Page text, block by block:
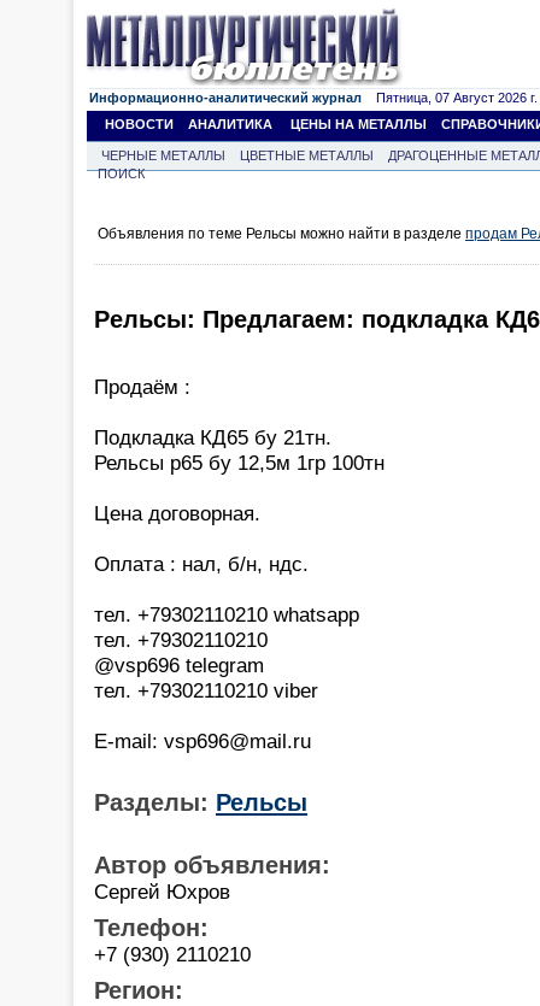
Информационно-аналитический журнал Пятница, 07 Август 2026 г.
НОВОСТИ
АНАЛИТИКА ЦЕНЫ НА МЕТАЛЛЫ
ЧЕРНЫЕ МЕТАЛЛЫ ЦВЕТНЫЕ МЕТАЛЛЫ
ДРАГОЦЕННЫЕ
ПОИСК
Объявления по теме Рельсы можно найти в разделе продам
Рельсы: Предлагаем: подкладка
Продаём :
Подкладка КД65 бу 21тн.
Рельсы р65 бу 12,5м 1гр 100тн
Цена договорная.
Оплата : нал, б/н, ндс.
тел. +79302110210 whatsapp
тел. +79302110210
@vsp696 telegram
тел. +79302110210 viber
E-mail: vsp696@mail.ru
Разделы: Рельсы
Автор объявления:
Сергей Юхров
Телефон:
+7 (930) 2110210
Регион: